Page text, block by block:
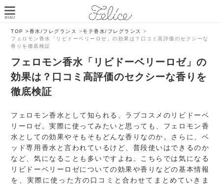
TOP >香水/フレグランス >モテ香水/フレグランス
>
フェロモン香水「リビドーベリーロゼ」の効果は？口コミ高評価のセクシーな
香りを徹底検証
フェロモン香水「リビドーベリーロゼ」の
効果は？口コミ高評価のセクシーな香りを
徹底検証
フェロモン香水として知られる、ラブコスメのリビドーベ
リーロゼ。実際に使ってみたいと思っても、フェロモン香
水としての効果やそもそもどんな香りなのか。さらに、ベ
ッド専用香水と言われているけど、普段使いはできるのか
など、気になることも多いですよね。こちらでは気になる
リビドーベリーロゼについての効果や香りなどの基本情報
を、実際に使った方の口コミと合わせてまとめていきま